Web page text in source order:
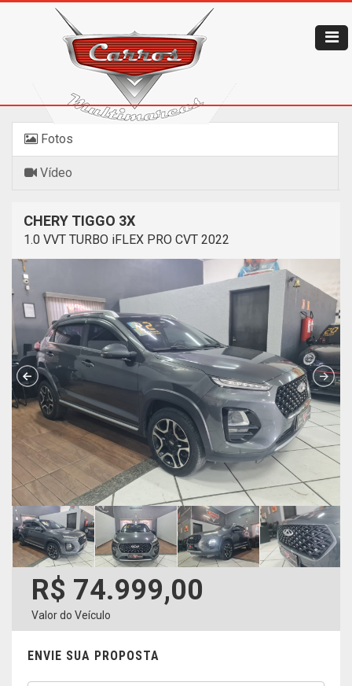
Fotos
Vídeo
CHERY TIGGO 3X
1.0 VVT TURBO iFLEX PRO CVT 2022
R$ 74.999,00
Valor do Veículo
ENVIE SUA PROPOSTA